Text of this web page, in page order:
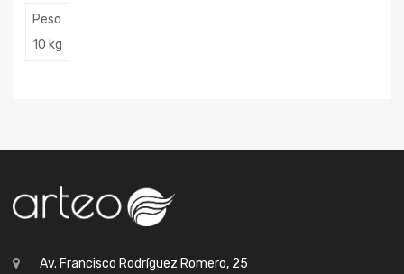
Peso
10 kg
Av. Francisco Rodríguez Romero, 25